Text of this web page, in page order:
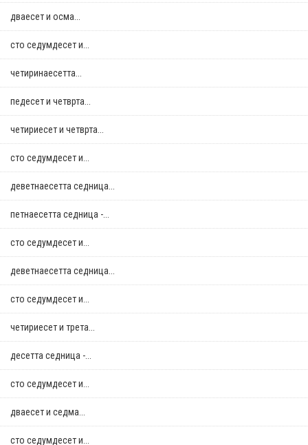
дваесет и осма...
сто седумдесет и...
четиринаесетта...
педесет и четврта...
четириесет и четврта...
сто седумдесет и...
деветнаесетта седница...
петнаесетта седница -...
сто седумдесет и...
деветнаесетта седница...
сто седумдесет и...
четириесет и трета...
десетта седница -...
сто седумдесет и...
дваесет и седма...
сто седумдесет и...